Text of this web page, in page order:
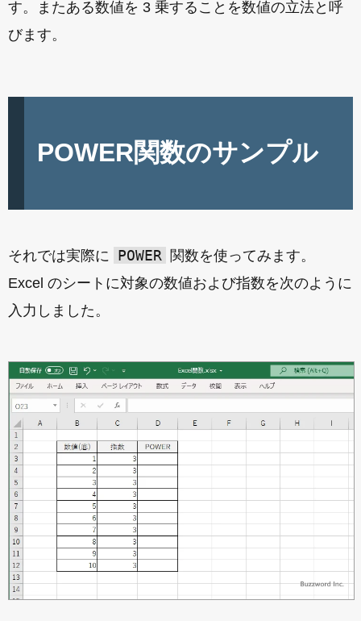
す。またある数値を 3 乗することを数値の立法と呼
びます。
POWER関数のサンプル
それでは実際に POWER
関数を使ってみます。
Excel のシートに対象の数値および指数を次のように
入力しました。